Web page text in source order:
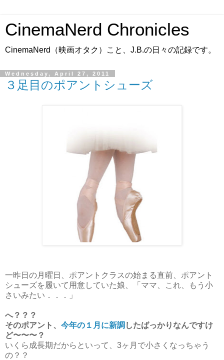
CinemaNerd Chronicles
CinemaNerd（映画オタク）こと、J.B.の日々の記録です。
Wednesday, April 27, 2011
３足目のポアントシューズ
一昨日の月曜日、ポアントクラスの始まる直前、ポアント
シューズを履いて用意していた娘、「ママ、これ、もう小
さいみたい．．．」
へ？？？
そのポアント、 今年の１月に新調 したばっかりなんですけ
ど〜〜〜？
いくら成長期だからといって、3ヶ月で小さくなっちゃう
の？？